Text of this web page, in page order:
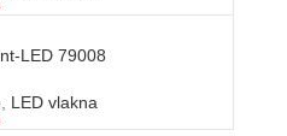
рсд
U KORPU
LED 79008
LED vlakna
рсд